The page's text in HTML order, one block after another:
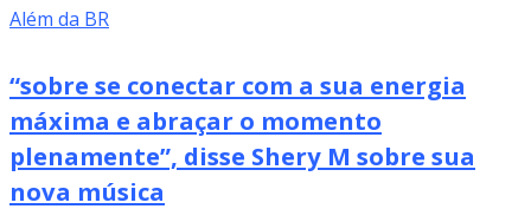
Além da BR
“sobre se conectar com a sua energia
máxima e abraçar o momento
plenamente”, disse Shery M sobre sua
nova música